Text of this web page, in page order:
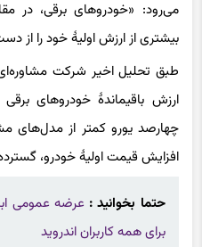
بیشتری از ارزش اولیهٔ خود را از
طبق تحلیل اخیر شرکت مشاوره‌ای
ارزش باقیماندهٔ خودروهای
چهارصد یورو کمتر از مدل‌های
افزایش قیمت اولیهٔ خودرو،
برای همه کاربران اندروید